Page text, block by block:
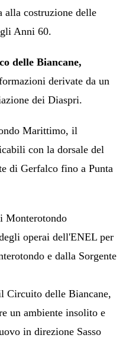
alla costruzione delle
Anni 60.
delle Biancane,
derivate da un
dei Diaspri.
Marittimo, il
con la dorsale del
di Gerfalco fino a Punta
Monterotondo
operai dell'ENEL per
e dalla Sorgente
Circuito delle Biancane,
un ambiente insolito e
in direzione Sasso